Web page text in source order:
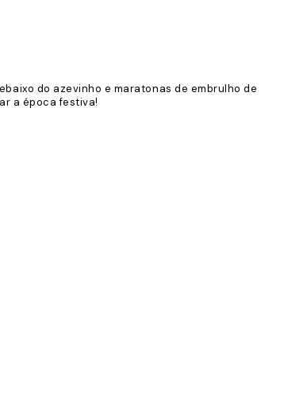
do azevinho e maratonas de embrulho de
a época festiva!